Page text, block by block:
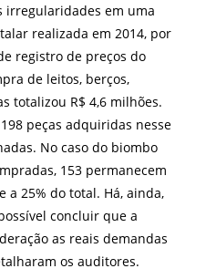
irregularidades em uma
realizada em 2014, por
registro de preços do
de leitos, berços,
totalizou R$ 4,6 milhões.
peças adquiridas nesse
No caso do biombo
153 permanecem
25% do total. Há, ainda,
concluir que a
as reais demandas
os auditores.